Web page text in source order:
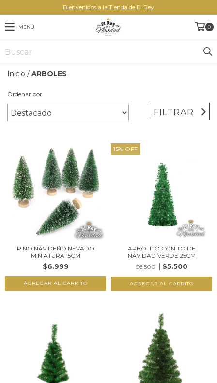
Bienvenidos a la Tienda de El Rey
MENÚ 0
Inicio / ARBOLES
Ordenar por
FILTRAR
PINO NAVIDEÑO NEVADO
MINIATURA 15CM
$6.999
15% OFF
ARBOLITO CONITO DE
NAVIDAD VERDE 25CM
$6.500
$5.500